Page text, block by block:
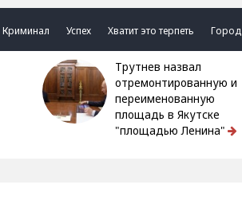
Криминал Успех Хватит это терпеть Город
Трутнев назвал
отремонтированную и
переименованную
площадь в Якутске
"площадью Ленина"